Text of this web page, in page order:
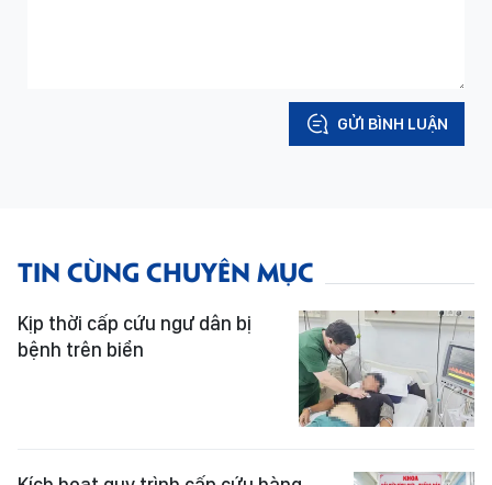
GỬI BÌNH LUẬN
TIN CÙNG CHUYÊN MỤC
Kịp thời cấp cứu ngư dân bị
bệnh trên biển